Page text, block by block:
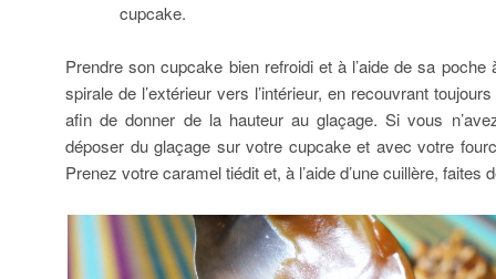
cupcake.
Prendre son cupcake bien refroidi et à l’aide de sa
spirale de l’extérieur vers l’intérieur, en recouvrant
afin de donner de la hauteur au glaçage. Si vous
déposer du glaçage sur votre cupcake et avec votre
Prenez votre caramel tiédit et, à l’aide d’une cuillère, faites